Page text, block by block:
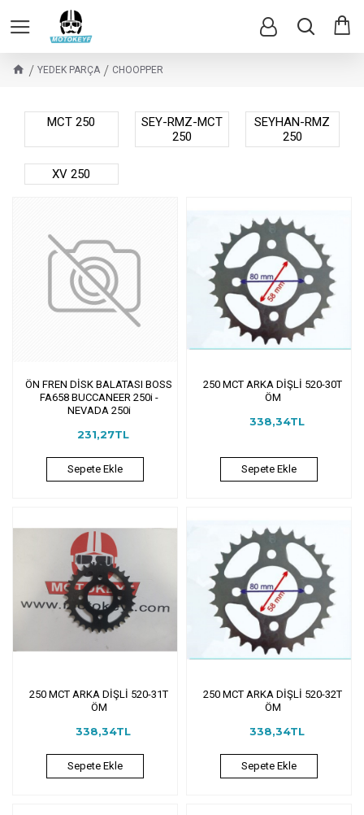
YEDEK PARÇA CHOOPPER
MCT 250
SEY-RMZ-MCT
250
SEYHAN-RMZ
250
XV 250
ÖN FREN DİSK BALATASI BOSS
FA658 BUCCANEER 250i -
NEVADA 250i
231,27TL
Sepete Ekle
250 MCT ARKA DİŞLİ 520-30T
ÖM
338,34TL
Sepete Ekle
250 MCT ARKA DİŞLİ 520-31T
ÖM
338,34TL
Sepete Ekle
250 MCT ARKA DİŞLİ 520-32T
ÖM
338,34TL
Sepete Ekle